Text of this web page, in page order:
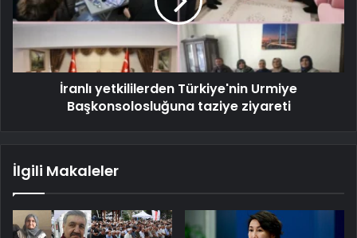
İranlı yetkililerden Türkiye'nin Urmiye
Başkonsolosluğuna taziye ziyareti
İlgili Makaleler